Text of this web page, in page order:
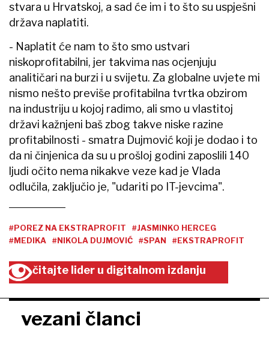
stvara u Hrvatskoj, a sad će im i to što su uspješni
država naplatiti.
- Naplatit će nam to što smo ustvari
niskoprofitabilni, jer takvima nas ocjenjuju
analitičari na burzi i u svijetu. Za globalne uvjete mi
nismo nešto previše profitabilna tvrtka obzirom
na industriju u kojoj radimo, ali smo u vlastitoj
državi kažnjeni baš zbog takve niske razine
profitabilnosti - smatra Dujmović koji je dodao i to
da ni činjenica da su u prošloj godini zaposlili 140
ljudi očito nema nikakve veze kad je Vlada
odlučila, zaključio je, "udariti po IT-jevcima".
#POREZ NA EKSTRAPROFIT
#JASMINKO HERCEG
#MEDIKA
#NIKOLA DUJMOVIĆ #SPAN #EKSTRAPROFIT
čitajte lider u digitalnom izdanju
vezani članci